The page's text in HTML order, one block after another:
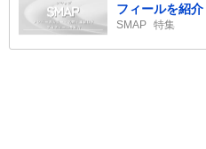
フィールを紹介
SMAP 特集